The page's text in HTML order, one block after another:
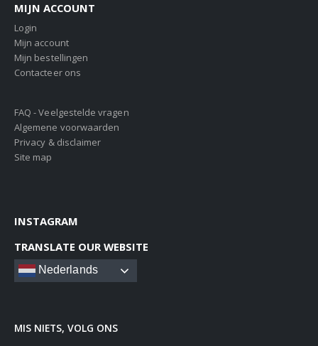
MIJN ACCOUNT
Login
Mijn account
Mijn bestellingen
Contacteer ons
FAQ - Veelgestelde vragen
Algemene voorwaarden
Privacy & disclaimer
Site map
INSTAGRAM
TRANSLATE OUR WEBSITE
Nederlands
MIS NIETS, VOLG ONS